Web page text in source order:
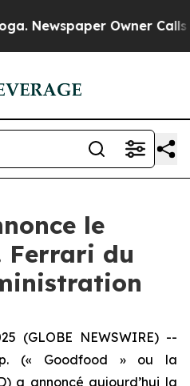
Newspaper Owner Calls
le
Ferrari du
(GLOBE NEWSWIRE) --
(« Goodfood » ou la
a annoncé aujourd’hui la